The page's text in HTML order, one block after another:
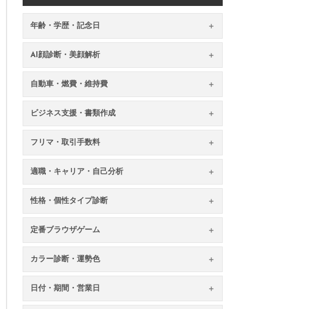
年齢・学歴・記念日
AI顔診断・美顔解析
自動車・燃費・維持費
ビジネス支援・書類作成
フリマ・取引手数料
適職・キャリア・自己分析
性格・個性タイプ診断
定番ブラウザゲーム
カラー診断・運勢色
日付・期間・営業日